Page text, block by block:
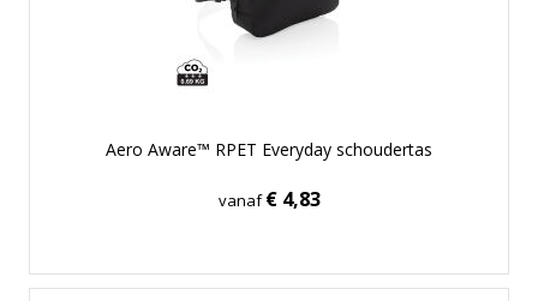
Aero Aware™ RPET Everyday schoudertas
vanaf€ 4,83